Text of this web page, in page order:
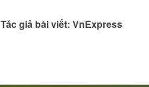
Tác giả bài viết: VnExpress